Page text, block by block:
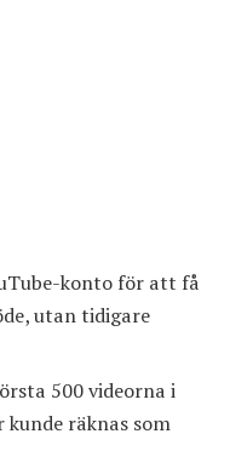
konto för att få
utan tidigare
500 videorna i
räknas som